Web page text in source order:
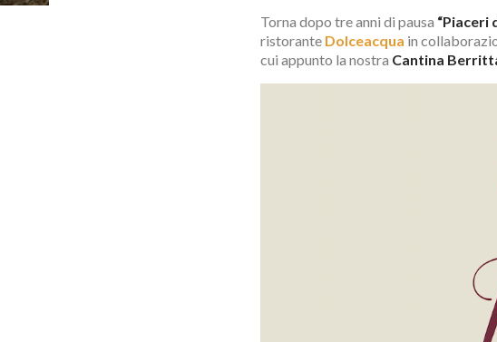
Torna dopo tre anni di pausa “Piaceri
ristorante Dolceacqua in
cui appunto la nostra Cantina